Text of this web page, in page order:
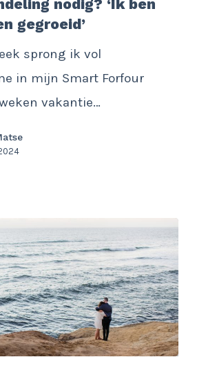
nodig? ‘Ik ben
gegroeid’
sprong ik vol
in mijn Smart Forfour
vakantie…